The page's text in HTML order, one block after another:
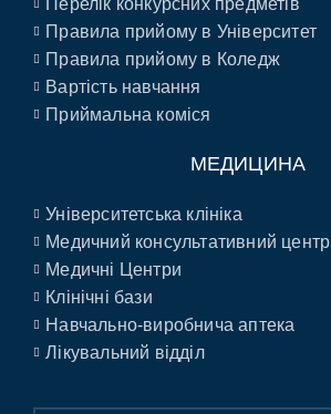
Перелік конкурсних предметів
Правила прийому в Університет
Правила прийому в Коледж
Вартість навчання
Приймальна коміся
МЕДИЦИНА
Університетська клініка
Медичний консультативний центр
Медичні Центри
Клінічні бази
Навчально-виробнича аптека
Лікувальний відділ